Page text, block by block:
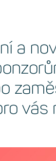
a